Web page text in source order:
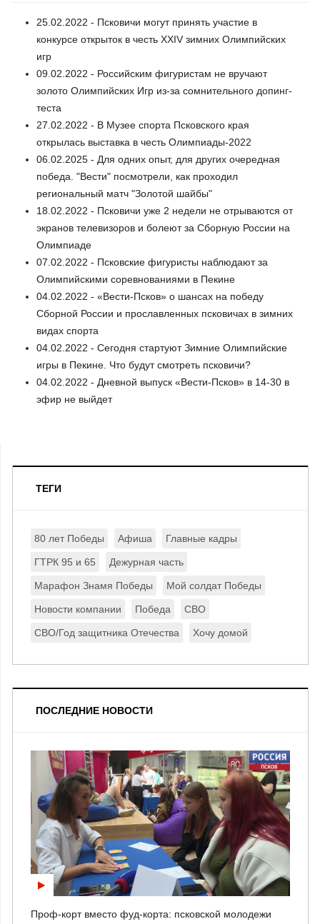
25.02.2022 - Псковичи могут принять участие в
конкурсе открыток в честь XXIV зимних Олимпийских
игр
09.02.2022 - Российским фигуристам не вручают
золото Олимпийских Игр из-за сомнительного допинг-
теста
27.02.2022 - В Музее спорта Псковского края
открылась выставка в честь Олимпиады-2022
06.02.2025 - Для одних опыт, для других очередная
победа. "Вести" посмотрели, как проходил
региональный матч "Золотой шайбы"
18.02.2022 - Псковичи уже 2 недели не отрываются от
экранов телевизоров и болеют за Сборную России на
Олимпиаде
07.02.2022 - Псковские фигуристы наблюдают за
Олимпийскими соревнованиями в Пекине
04.02.2022 - «Вести-Псков» о шансах на победу
Сборной России и прославленных псковичах в зимних
видах спорта
04.02.2022 - Сегодня стартуют Зимние Олимпийские
игры в Пекине. Что будут смотреть псковичи?
04.02.2022 - Дневной выпуск «Вести-Псков» в 14-30 в
эфир не выйдет
ТЕГИ
80 лет Победы Афиша Главные кадры
ГТРК 95 и 65 Дежурная часть
Марафон Знамя Победы Мой солдат Победы
Новости компании Победа СВО
СВО/Год защитника Отечества Хочу домой
ПОСЛЕДНИЕ НОВОСТИ
Проф-корт вместо фуд-корта: псковской молодежи